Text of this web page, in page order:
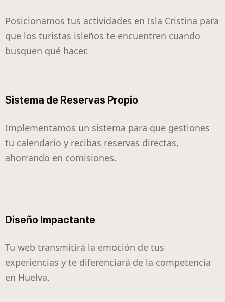
Posicionamos tus actividades en Isla Cristina para
que los turistas isleños te encuentren cuando
busquen qué hacer.
Sistema de Reservas Propio
Implementamos un sistema para que gestiones
tu calendario y recibas reservas directas,
ahorrando en comisiones.
Diseño Impactante
Tu web transmitirá la emoción de tus
experiencias y te diferenciará de la competencia
en Huelva.